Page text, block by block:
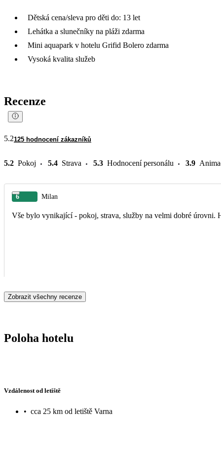
Dětská cena/sleva pro děti do: 13 let
Lehátka a slunečníky na pláži zdarma
Mini aquapark v hotelu Grifid Bolero zdarma
Vysoká kvalita služeb
Recenze
5.2125 hodnocení zákazníků
5.2 Pokoj 5.4 Strava 5.3 Hodnocení personálu 3.9
6 Milan
Vše bylo vynikající - pokoj, strava, služby na velmi dobré úrovni.
Zobrazit všechny recenze
Poloha hotelu
Vzdálenost od letiště
• cca 25 km od letiště Varna